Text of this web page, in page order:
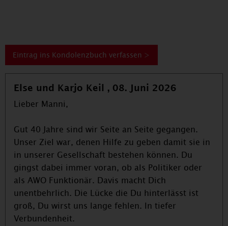
Eintrag ins Kondolenzbuch verfassen >
Else und Karjo Keil , 08. Juni 2026
Lieber Manni,
Gut 40 Jahre sind wir Seite an Seite gegangen.
Unser Ziel war, denen Hilfe zu geben damit sie in
in unserer Gesellschaft bestehen können. Du
gingst dabei immer voran, ob als Politiker oder
als AWO Funktionär. Davis macht Dich
unentbehrlich. Die Lücke die Du hinterlässt ist
groß, Du wirst uns lange fehlen. In tiefer
Verbundenheit.